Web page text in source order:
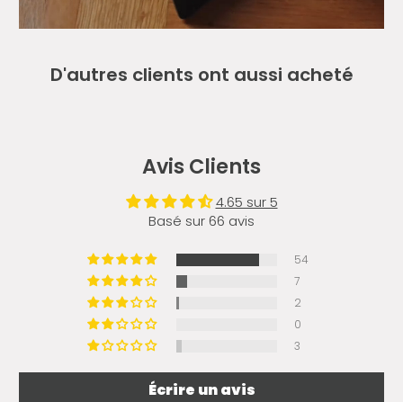
D'autres clients ont aussi acheté
Avis Clients
4.65 sur 5
Basé sur 66 avis
54
7
2
0
3
Écrire un avis